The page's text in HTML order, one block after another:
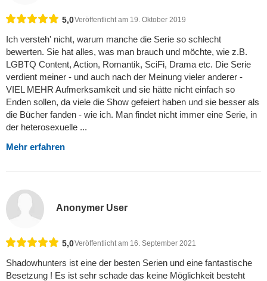
5,0Veröffentlicht am 19. Oktober 2019
Ich versteh' nicht, warum manche die Serie so schlecht
bewerten. Sie hat alles, was man brauch und möchte, wie z.B.
LGBTQ Content, Action, Romantik, SciFi, Drama etc. Die Serie
verdient meiner - und auch nach der Meinung vieler anderer -
VIEL MEHR Aufmerksamkeit und sie hätte nicht einfach so
Enden sollen, da viele die Show gefeiert haben und sie besser als
die Bücher fanden - wie ich. Man findet nicht immer eine Serie, in
der heterosexuelle ...
Mehr erfahren
Anonymer User
5,0Veröffentlicht am 16. September 2021
Shadowhunters ist eine der besten Serien und eine fantastische
Besetzung ! Es ist sehr schade das keine Möglichkeit besteht